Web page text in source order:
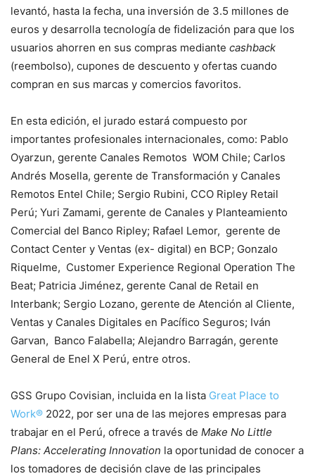
levantó, hasta la fecha, una inversión de 3.5 millones de
euros y desarrolla tecnología de fidelización para que los
usuarios ahorren en sus compras mediante cashback
(reembolso), cupones de descuento y ofertas cuando
compran en sus marcas y comercios favoritos.
En esta edición, el jurado estará compuesto por
importantes profesionales internacionales, como: Pablo
Oyarzun, gerente Canales Remotos WOM Chile; Carlos
Andrés Mosella, gerente de Transformación y Canales
Remotos Entel Chile; Sergio Rubini, CCO Ripley Retail
Perú; Yuri Zamami, gerente de Canales y Planteamiento
Comercial del Banco Ripley; Rafael Lemor, gerente de
Contact Center y Ventas (ex- digital) en BCP; Gonzalo
Riquelme, Customer Experience Regional Operation The
Beat; Patricia Jiménez, gerente Canal de Retail en
Interbank; Sergio Lozano, gerente de Atención al Cliente,
Ventas y Canales Digitales en Pacífico Seguros; Iván
Garvan, Banco Falabella; Alejandro Barragán, gerente
General de Enel X Perú, entre otros.
GSS Grupo Covisian, incluida en la lista Great Place to
Work® 2022, por ser una de las mejores empresas para
trabajar en el Perú, ofrece a través de Make No Little
Plans: Accelerating Innovation la oportunidad de conocer a
los tomadores de decisión clave de las principales